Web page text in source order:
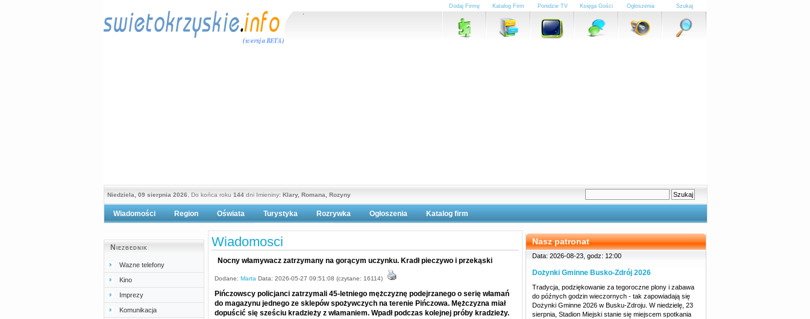
Szukaj
Ogłoszenia
Księga Gości
Ponidzie TV
Katalog Firm
Dodaj Firmę
Niedziela, 09 sierpnia 2026 , Do końca roku 144 dni Imieniny: Klary, Romana, Rozyny
Wiadomości Region Oświata Turystyka
Polityka prywatności
Rozrywka Ogłoszenia Katalog firm
Niezbednik
Wazne telefony
Kino
Imprezy
Komunikacja
Wiadomosci
Nocny włamywacz zatrzymany na gorącym uczynku. Kradł pieczywo i przekąski
Dodane: Marta Data: 2026-05-27 09:51:08 (czytane: 16114)
Pińczowscy policjanci zatrzymali 45-letniego mężczyznę podejrzanego o serię włamań
do magazynu jednego ze sklepów spożywczych na terenie Pińczowa. Mężczyzna miał
dopuścić się sześciu kradzieży z włamaniem. Wpadł podczas kolejnej próby kradzieży.
Nasz patronat
Data: 2026-08-23, godz: 12:00
Dożynki Gminne Busko-Zdrój 2026
Tradycja, podziękowanie za tegoroczne plony i zabawa
do późnych godzin wieczornych - tak zapowiadają się
Dożynki Gminne 2026 w Busku-Zdroju. W niedzielę, 23
sierpnia, Stadion Miejski stanie się miejscem spotkania